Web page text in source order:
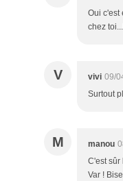
Oui c'est
chez
V vivi 09/
Surtout
M manou
C'est sûr
Var !